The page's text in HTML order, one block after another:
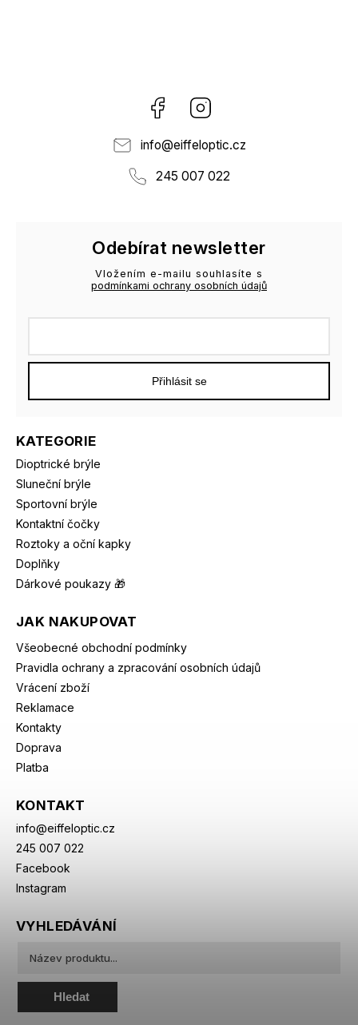
Facebook
info@eiffeloptic.cz
245 007 022
KATEGORIE
Dioptrické brýle
Sluneční brýle
Sportovní brýle
Kontaktní čočky
Roztoky a oční kapky
Doplňky
Dárkové poukazy 🎁
JAK NAKUPOVAT
Všeobecné obchodní podmínky
Pravidla ochrany a zpracování osobních údajů
Vrácení zboží
Reklamace
Kontakty
Doprava
Platba
KONTAKT
info@eiffeloptic.cz
245 007 022
Facebook
Instagram
Odebírat newsletter
Vložením e-mailu souhlasíte s
podmínkami ochrany osobních údajů
Přihlásit se
VYHLEDÁVÁNÍ
Hledat